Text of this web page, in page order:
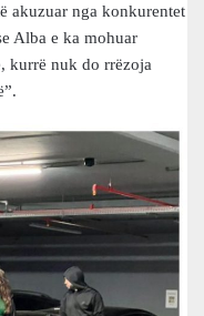
akuzuar nga konkurentet
Alba e ka mohuar
kurrë nuk do rrëzoja